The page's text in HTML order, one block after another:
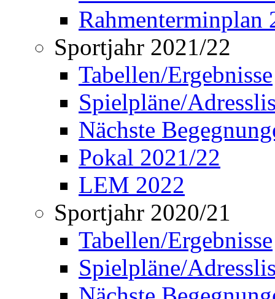
Rahmenterminplan
Sportjahr 2021/22
Tabellen/Ergebnisse
Spielpläne/
Nächste
Pokal 2021/22
LEM 2022
Sportjahr 2020/21
Tabellen/Ergebnisse
Spielpläne/